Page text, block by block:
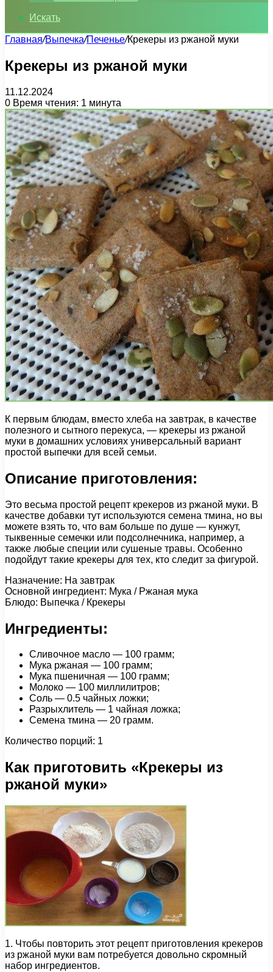
Искать
Главная/Выпечка/Печенье/Крекеры из ржаной муки
Крекеры из ржаной муки
11.12.2024
0 Время чтения: 1 минута
К первым блюдам, вместо хлеба на завтрак, в качестве
полезного и сытного перекуса, — крекеры из ржаной
муки в домашних условиях универсальный вариант
простой выпечки для всей семьи.
Описание приготовления:
Это весьма простой рецепт крекеров из ржаной муки. В
качестве добавки тут используются семена тмина, но вы
можете взять то, что вам больше по душе — кунжут,
тыквенные семечки или подсолнечника, например, а
также любые специи или сушеные травы. Особенно
подойдут такие крекеры для тех, кто следит за фигурой.
Назначение: На завтрак
Основной ингредиент: Мука / Ржаная мука
Блюдо: Выпечка / Крекеры
Ингредиенты:
Сливочное масло — 100 грамм;
Мука ржаная — 100 грамм;
Мука пшеничная — 100 грамм;
Молоко — 100 миллилитров;
Соль — 0.5 чайных ложки;
Разрыхлитель — 1 чайная ложка;
Семена тмина — 20 грамм.
Количество порций: 1
Как приготовить «Крекеры из
ржаной муки»
1. Чтобы повторить этот рецепт приготовления крекеров
из ржаной муки вам потребуется довольно скромный
набор ингредиентов.